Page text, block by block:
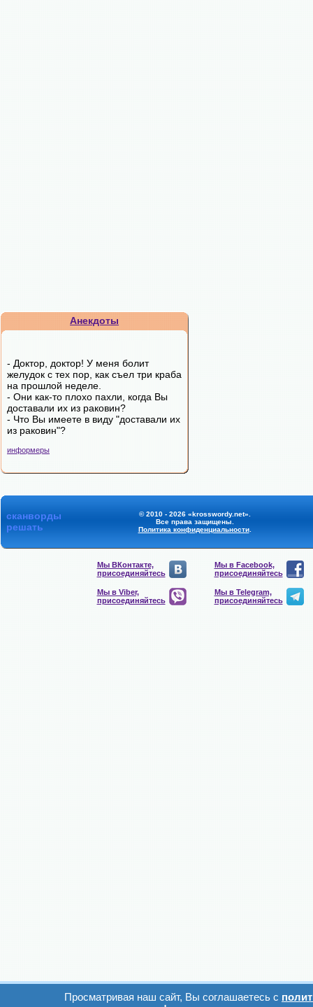
Анекдоты
- Доктор, доктор! У меня болит
желудок с тех пор, как съел три краба
на прошлой неделе.
- Они как-то плохо пахли, когда Вы
доставали их из раковин?
- Что Вы имеете в виду "доставали их
из раковин"?
информеры
сканворды
решать
© 2010 - 2026 «krosswordy.net».
Все права защищены.
Политика конфиденциальности.
Мы ВКонтакте,
присоединяйтесь
Мы в Facebook,
присоединяйтесь
Мы в Viber,
присоединяйтесь
Мы в Telegram,
присоединяйтесь
Просматривая наш сайт, Вы соглашаетесь с